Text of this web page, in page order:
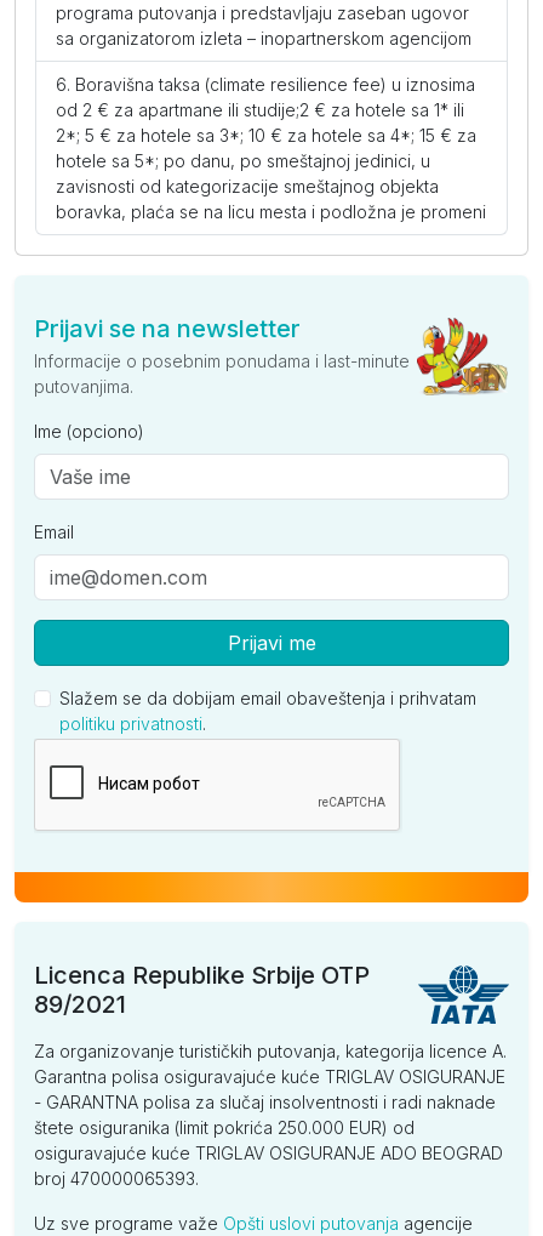
programa putovanja i predstavljaju zaseban ugovor
sa organizatorom izleta – inopartnerskom agencijom
Boravišna taksa (climate resilience fee) u iznosima
od 2 € za apartmane ili studije;2 € za hotele sa 1* ili
2*; 5 € za hotele sa 3*; 10 € za hotele sa 4*; 15 € za
hotele sa 5*; po danu, po smeštajnoj jedinici, u
zavisnosti od kategorizacije smeštajnog objekta
boravka, plaća se na licu mesta i podložna je promeni
Prijavi se na newsletter
Informacije o posebnim ponudama i last-minute
putovanjima.
Ime (opciono)
Email
Prijavi me
Slažem se da dobijam email obaveštenja i prihvatam
politiku privatnosti.
Licenca Republike Srbije OTP
89/2021
Za organizovanje turističkih putovanja, kategorija licence A.
Garantna polisa osiguravajuće kuće TRIGLAV OSIGURANJE
- GARANTNA polisa za slučaj insolventnosti i radi naknade
štete osiguranika (limit pokrića 250.000 EUR) od
osiguravajuće kuće TRIGLAV OSIGURANJE ADO BEOGRAD
broj 470000065393.
Uz sve programe važe Opšti uslovi putovanja agencije